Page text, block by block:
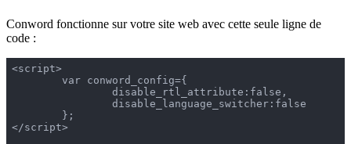
Conword fonctionne sur votre site web avec cette seule ligne de
code :
<script>
</script>